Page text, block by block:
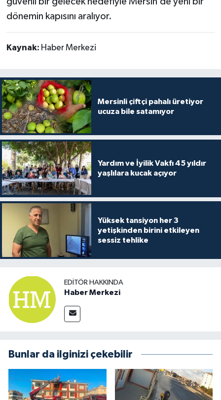
dönemin kapısını aralıyor.
Kaynak: Haber Merkezi
Mersinli çiftçi pahalı üretiyor
ucuza bile satamıyor
Yardım ve İyilik Vakfı 45 yıldır
yaşlılara kucak açıyor
Yüksek tansiyon her 3
yetişkinden birini etkileyen
sessiz tehlike
EDITÖR HAKKINDA
Haber Merkezi
Bunlar da ilginizi çekebilir